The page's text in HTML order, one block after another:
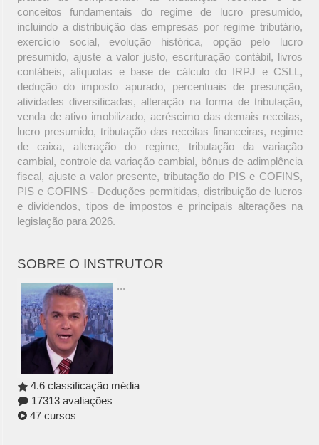
conceitos fundamentais do regime de lucro presumido,
incluindo a distribuição das empresas por regime tributário,
exercício social, evolução histórica, opção pelo lucro
presumido, ajuste a valor justo, escrituração contábil, livros
contábeis, alíquotas e base de cálculo do IRPJ e CSLL,
dedução do imposto apurado, percentuais de presunção,
atividades diversificadas, alteração na forma de tributação,
venda de ativo imobilizado, acréscimo das demais receitas,
lucro presumido, tributação das receitas financeiras, regime
de caixa, alteração do regime, tributação da variação
cambial, controle da variação cambial, bônus de adimplência
fiscal, ajuste a valor presente, tributação do PIS e COFINS,
PIS e COFINS - Deduções permitidas, distribuição de lucros
e dividendos, tipos de impostos e principais alterações na
legislação para 2026.
SOBRE O INSTRUTOR
...
4.6 classificação média
17313 avaliações
47 cursos